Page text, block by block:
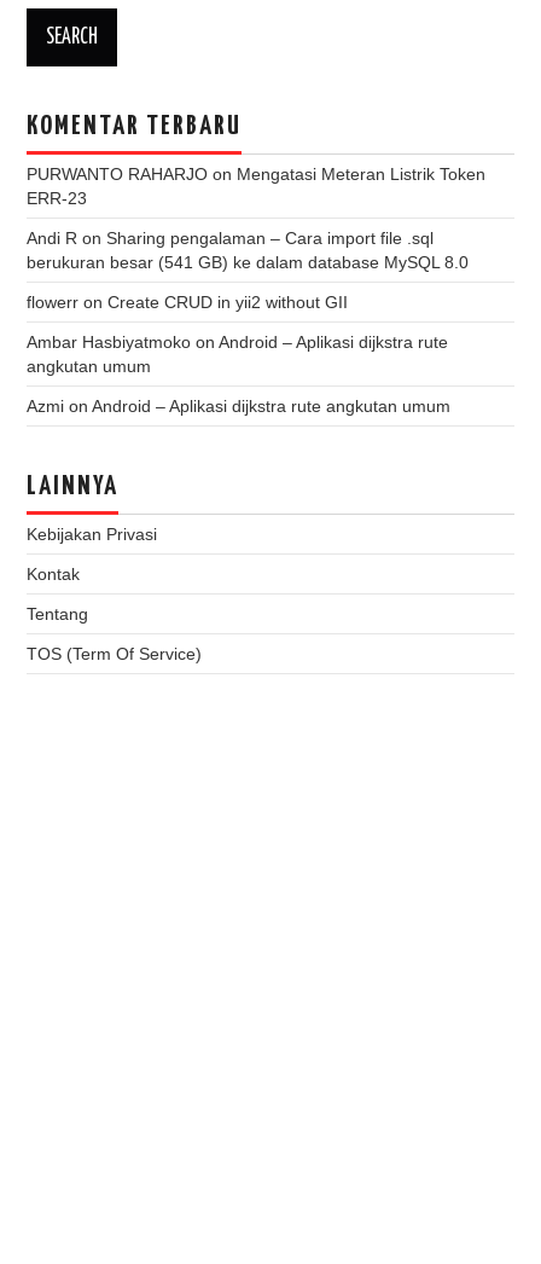
KOMENTAR TERBARU
PURWANTO RAHARJO on Mengatasi Meteran Listrik Token
ERR-23
Andi R onSharing pengalaman – Cara import file .sql
berukuran besar (541 GB) ke dalam database MySQL 8.0
flowerr onCreate CRUD in yii2 without GII
Ambar Hasbiyatmoko onAndroid – Aplikasi dijkstra rute
angkutan umum
Azmi onAndroid – Aplikasi dijkstra rute angkutan umum
LAINNYA
Kebijakan Privasi
Kontak
Tentang
TOS (Term Of Service)